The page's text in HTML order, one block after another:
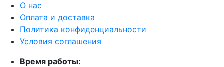
О нас
Оплата и доставка
Политика конфиденциальности
Условия соглашения
Время работы: